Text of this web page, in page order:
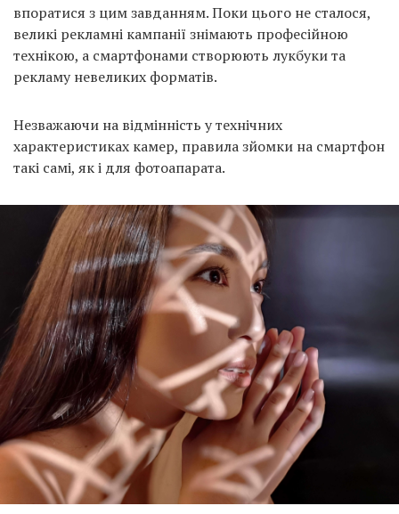
впоратися з цим завданням. Поки цього не сталося,
великі рекламні кампанії знімають професійною
технікою, а смартфонами створюють лукбуки та
рекламу невеликих форматів.
Незважаючи на відмінність у технічних
характеристиках камер, правила зйомки на смартфон
такі самі, як і для фотоапарата.